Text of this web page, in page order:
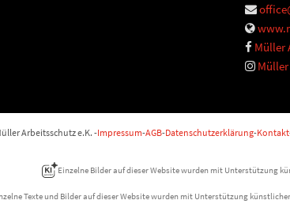
Müller
Arbeitsschutz e.K. -Impressum-AGB-Datenschutzerklärung-Kontakt
Einzelne Bilder auf dieser Website wurden mit Unterstützung
Texte und Bilder auf dieser Website wurden mit Unterstützung